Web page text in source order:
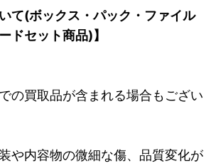
て(ボックス・パック・ファイル
ドセット商品)】
の買取品が含まれる場合もござい
や内容物の微細な傷、品質変化が